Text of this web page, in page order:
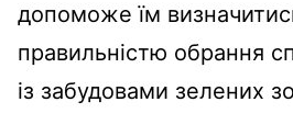
допоможе їм
правильністю обрання
із забудовами зелених